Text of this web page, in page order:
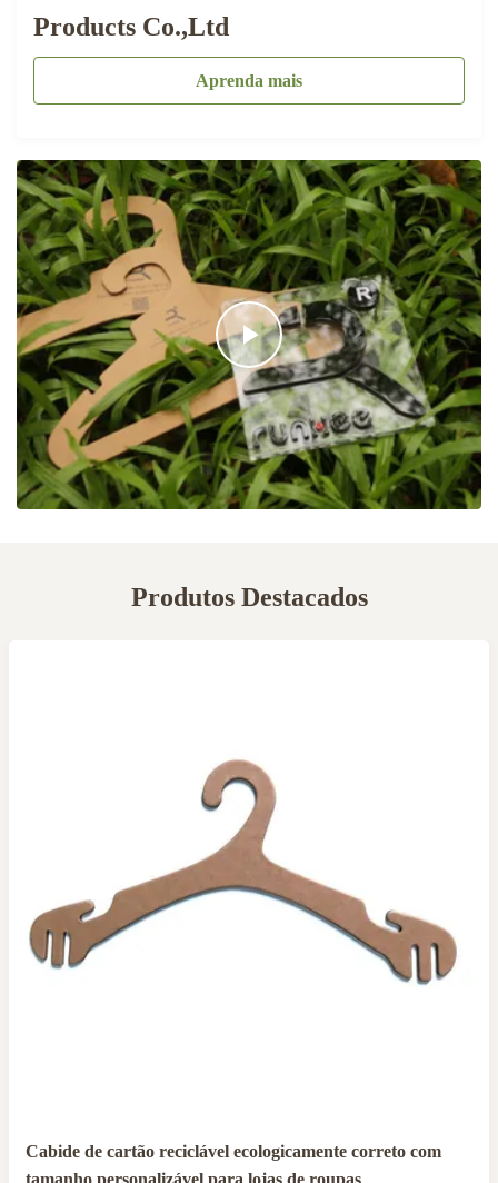
Products Co.,Ltd
Aprenda mais
Produtos Destacados
de cartão reciclável ecologicamente correto com
personalizável para lojas de roupas